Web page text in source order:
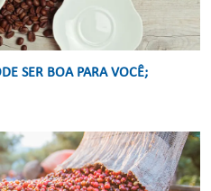
SER BOA PARA VOCÊ;